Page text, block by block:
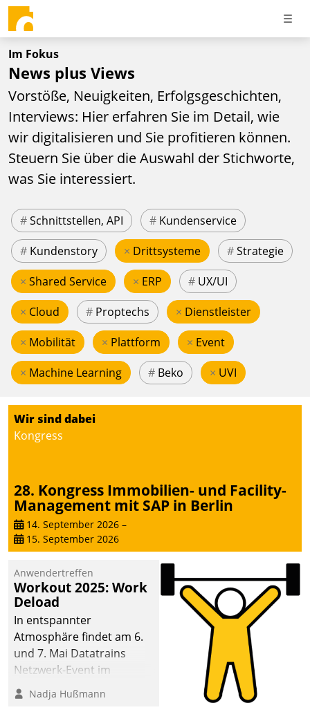
Im Fokus
News plus Views
Vorstöße, Neuigkeiten, Erfolgsgeschichten,
Interviews: Hier erfahren Sie im Detail, wie
wir digitalisieren und Sie profitieren können.
Steuern Sie über die Auswahl der Stichworte,
was Sie interessiert.
#Schnittstellen, API # Kundenservice
# Kundenstory × Drittsysteme #Strategie
× Shared Service × ERP # UX/UI
× Cloud # Proptechs × Dienstleister
× Mobilität × Plattform × Event
× Machine Learning # Beko × UVI
Wir sind dabei
Kongress
28. Kongress Immobilien- und Facility-
Management mit SAP in Berlin
14. September 2026 –
15. September 2026
Anwendertreffen
Workout 2025: Work
Deload
In entspannter
Atmosphäre findet am 6.
und 7. Mai Datatrains
Netzwerk-Event im
Kunden- und Partnerkreis
statt. Zentrale Frage: Wie
Nadja Hußmann